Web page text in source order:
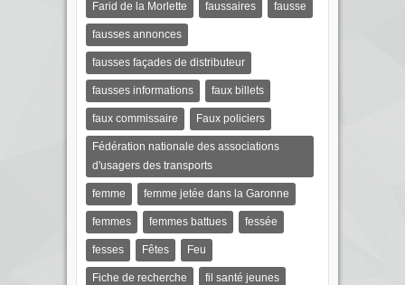
Farid de la Morlette faussaires fausse
fausses annonces
fausses façades de distributeur
fausses informations faux billets
faux commissaire Faux policiers
Fédération nationale des associations
d'usagers des transports
femme femme jetée dans la Garonne
femmes femmes battues fessée
fesses Fêtes Feu
Fiche de recherche fil santé jeunes